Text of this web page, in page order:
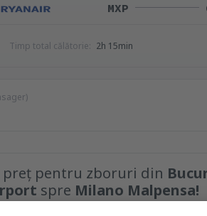
MXP
Timp total călătorie: 2h 15min
preț pentru zboruri din
spre Milano Malpensa!